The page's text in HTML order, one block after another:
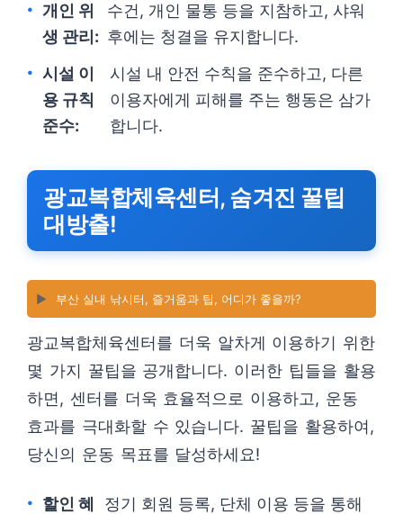
개인 위
생 관리:
수건, 개인 물통 등을 지참하고, 샤워
후에는 청결을 유지합니다.
시설 이
용 규칙
준수:
시설 내 안전 수칙을 준수하고, 다른
이용자에게 피해를 주는 행동은 삼가
합니다.
광교복합체육센터, 숨겨진 꿀팁
대방출!
▶️ 부산 실내 낚시터, 즐거움과 팁, 어디가 좋을까?
광교복합체육센터를 더욱 알차게 이용하기 위한
몇 가지 꿀팁을 공개합니다. 이러한 팁들을 활용
하면, 센터를 더욱 효율적으로 이용하고, 운동
효과를 극대화할 수 있습니다. 꿀팁을 활용하여,
당신의 운동 목표를 달성하세요!
할인 혜
정기 회원 등록, 단체 이용 등을 통해